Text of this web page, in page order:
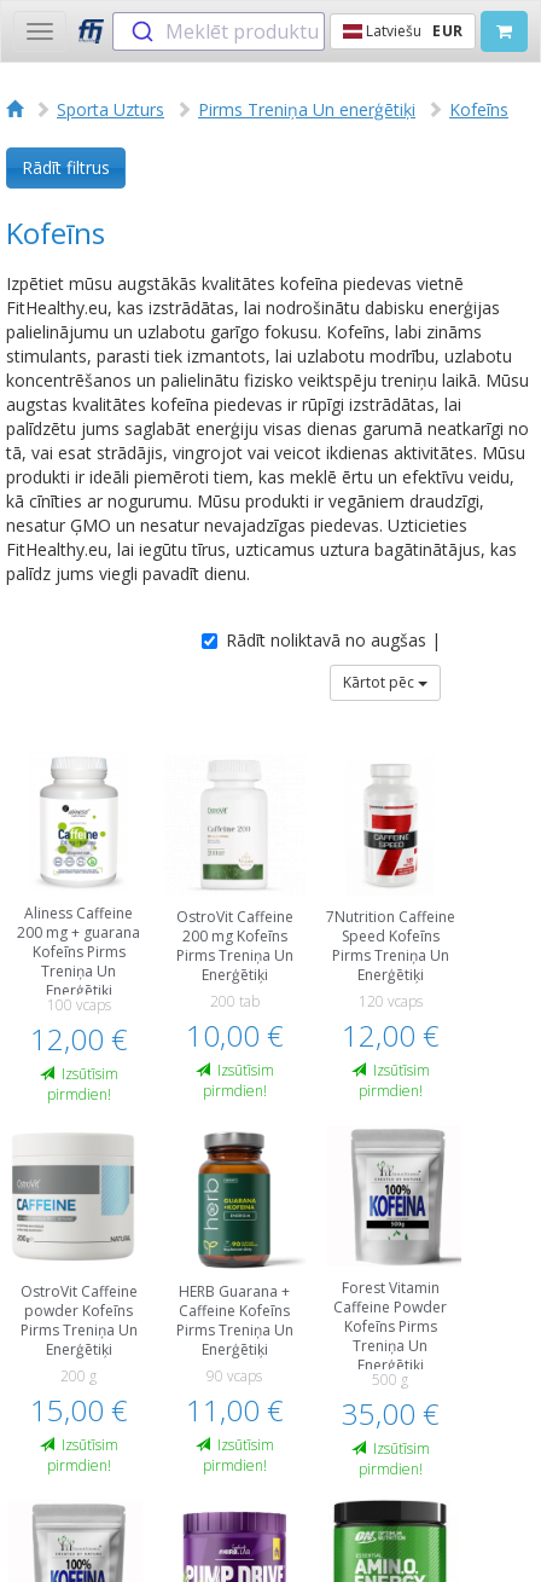
Toggle
navigation
Meklēt produktu Latviešu EUR
Sporta Uzturs Pirms Treniņa Un еnerģētiķi Kofeīns
Rādīt filtrus
Kofeīns
Izpētiet mūsu augstākās kvalitātes kofeīna piedevas vietnē
FitHealthy.eu, kas izstrādātas, lai nodrošinātu dabisku enerģijas
palielinājumu un uzlabotu garīgo fokusu. Kofeīns, labi zināms
stimulants, parasti tiek izmantots, lai uzlabotu modrību, uzlabotu
koncentrēšanos un palielinātu fizisko veiktspēju treniņu laikā. Mūsu
augstas kvalitātes kofeīna piedevas ir rūpīgi izstrādātas, lai
palīdzētu jums saglabāt enerģiju visas dienas garumā neatkarīgi no
tā, vai esat strādājis, vingrojot vai veicot ikdienas aktivitātes. Mūsu
produkti ir ideāli piemēroti tiem, kas meklē ērtu un efektīvu veidu,
kā cīnīties ar nogurumu. Mūsu produkti ir vegāniem draudzīgi,
nesatur ĢMO un nesatur nevajadzīgas piedevas. Uzticieties
FitHealthy.eu, lai iegūtu tīrus, uzticamus uztura bagātinātājus, kas
palīdz jums viegli pavadīt dienu.
Rādīt noliktavā no augšas |
Kārtot pēc
Aliness Caffeine
200 mg + guarana
Kofeīns Pirms
Treniņa Un
Еnerģētiķi
100 vcaps
12,00 €
Izsūtīsim
pirmdien!
OstroVit Caffeine
200 mg Kofeīns
Pirms Treniņa Un
Еnerģētiķi
200 tab
10,00 €
Izsūtīsim
pirmdien!
7Nutrition Caffeine
Speed Kofeīns
Pirms Treniņa Un
Еnerģētiķi
120 vcaps
12,00 €
Izsūtīsim
pirmdien!
OstroVit Caffeine
powder Kofeīns
Pirms Treniņa Un
Еnerģētiķi
200 g
15,00 €
Izsūtīsim
pirmdien!
HERB Guarana +
Caffeine Kofeīns
Pirms Treniņa Un
Еnerģētiķi
90 vcaps
11,00 €
Izsūtīsim
pirmdien!
Forest Vitamin
Caffeine Powder
Kofeīns Pirms
Treniņa Un
Еnerģētiķi
500 g
35,00 €
Izsūtīsim
pirmdien!